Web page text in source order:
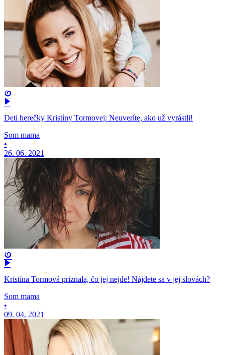
Deti herečky Kristíny Tormovej: Neuveríte, ako už vyrástli!
Som mama
•
26. 06. 2021
Kristína Tormová priznala, čo jej nejde! Nájdete sa v jej slovách?
Som mama
•
09. 04. 2021